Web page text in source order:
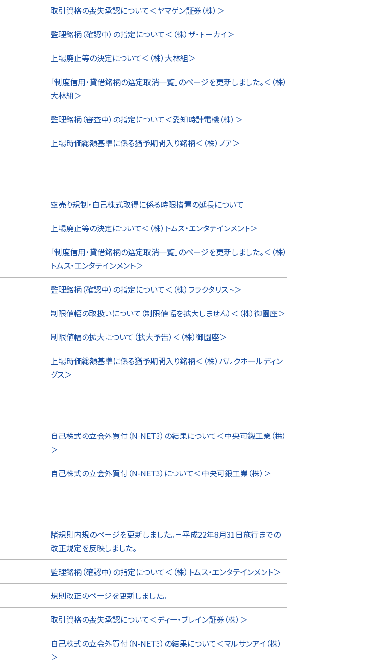
取引資格の喪失承認について＜ヤマゲン証券（株）＞
監理銘柄（確認中）の指定について＜（株）ザ・トーカイ＞
上場廃止等の決定について＜（株）大林組＞
「制度信用・貸借銘柄の選定取消一覧」のページを更新しました。＜（株）
大林組＞
監理銘柄（審査中）の指定について＜愛知時計電機（株）＞
上場時価総額基準に係る猶予期間入り銘柄＜（株）ノア＞
空売り規制・自己株式取得に係る時限措置の延長について
上場廃止等の決定について＜（株）トムス・エンタテインメント＞
「制度信用・貸借銘柄の選定取消一覧」のページを更新しました。＜（株）
トムス・エンタテインメント＞
監理銘柄（確認中）の指定について＜（株）フラクタリスト＞
制限値幅の取扱いについて（制限値幅を拡大しません）＜（株）御園座＞
制限値幅の拡大について（拡大予告）＜（株）御園座＞
上場時価総額基準に係る猶予期間入り銘柄＜（株）バルクホールディン
グス＞
自己株式の立会外買付（N-NET3）の結果について＜中央可鍛工業（株）
＞
自己株式の立会外買付（N-NET3）について＜中央可鍛工業（株）＞
諸規則内規のページを更新しました。－平成22年8月31日施行までの
改正規定を反映しました。
監理銘柄（確認中）の指定について＜（株）トムス・エンタテインメント＞
規則改正のページを更新しました。
取引資格の喪失承認について＜ディー・ブレイン証券（株）＞
自己株式の立会外買付（N-NET3）の結果について＜マルサンアイ（株）
＞